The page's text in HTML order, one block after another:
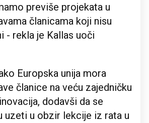
previše projekata u
članicama koji nisu
- rekla je Kallas uoči
Europska unija mora
članice na veću zajedničku
dodavši da se
uzeti u obzir lekcije iz rata u